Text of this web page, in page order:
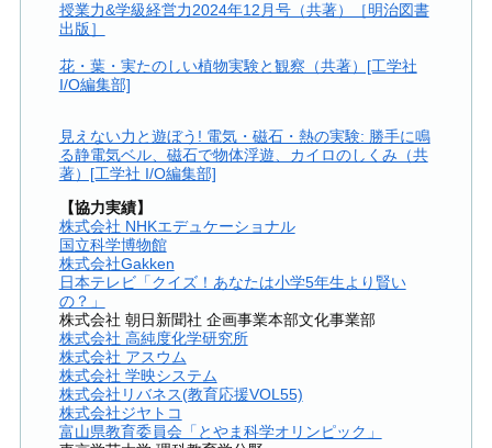
授業力&学級経営力2024年12月号（共著）［明治図書
出版］
花・葉・実たのしい植物実験と観察（共著）[工学社
I/O編集部]
見えない力と遊ぼう! 電気・磁石・熱の実験: 勝手に鳴
る静電気ベル、磁石で物体浮遊、カイロのしくみ（共
著）[工学社 I/O編集部]
【協力実績】
株式会社 NHKエデュケーショナル
国立科学博物館
株式会社Gakken
日本テレビ「クイズ！あなたは小学5年生より賢い
の？」
株式会社 朝日新聞社 企画事業本部文化事業部
株式会社 高純度化学研究所
株式会社 アスウム
株式会社 学映システム
株式会社リバネス(教育応援VOL55)
株式会社ジヤトコ
富山県教育委員会「とやま科学オリンピック」